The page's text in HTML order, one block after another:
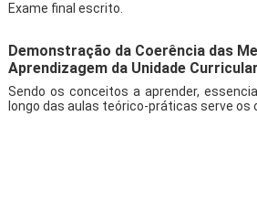
Exame final escrito.
Demonstração da Coerência das
Aprendizagem da Unidade
Sendo os conceitos a aprender,
longo das aulas teórico-práticas serve